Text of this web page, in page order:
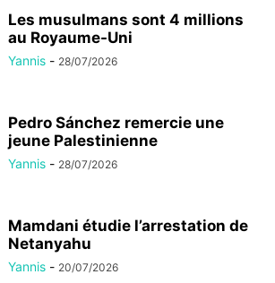
Les musulmans sont 4 millions
au Royaume-Uni
Yannis - 28/07/2026
Pedro Sánchez remercie une
jeune Palestinienne
Yannis - 28/07/2026
Mamdani étudie l’arrestation de
Netanyahu
Yannis - 20/07/2026